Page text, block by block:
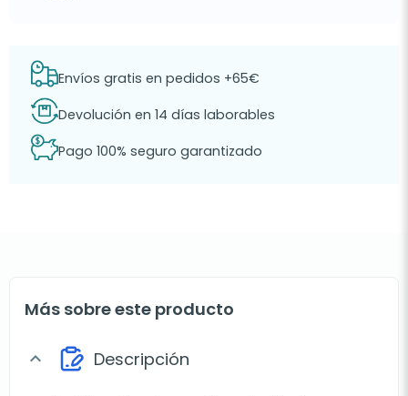
Envíos gratis en pedidos +65€
Devolución en 14 días laborables
Pago 100% seguro garantizado
Más sobre este producto
expand_more Descripción